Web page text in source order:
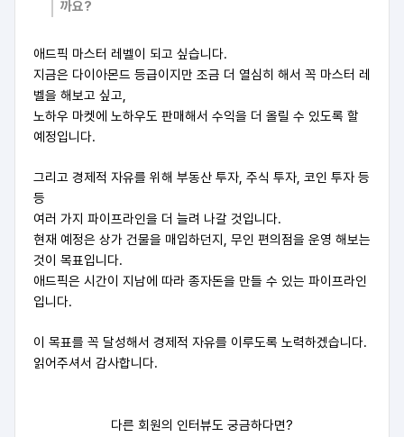
까요?
애드픽 마스터 레벨이 되고 싶습니다.
지금은 다이아몬드 등급이지만 조금 더 열심히 해서 꼭 마스터 레
벨을 해보고 싶고,
노하우 마켓에 노하우도 판매해서 수익을 더 올릴 수 있도록 할
예정입니다.
그리고 경제적 자유를 위해 부동산 투자, 주식 투자, 코인 투자 등
등
여러 가지 파이프라인을 더 늘려 나갈 것입니다.
현재 예정은 상가 건물을 매입하던지, 무인 편의점을 운영 해보는
것이 목표입니다.
애드픽은 시간이 지남에 따라 종자돈을 만들 수 있는 파이프라인
입니다.
이 목표를 꼭 달성해서 경제적 자유를 이루도록 노력하겠습니다.
읽어주셔서 감사합니다.
다른 회원의 인터뷰도 궁금하다면?